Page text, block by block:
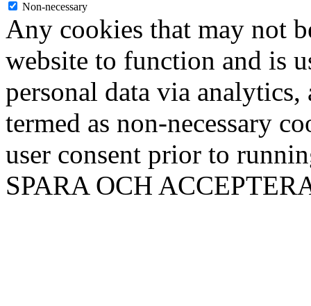
Non-necessary
Any cookies that may not
website to function and is
personal data via analytics,
termed as non-necessary
user consent prior to
SPARA OCH